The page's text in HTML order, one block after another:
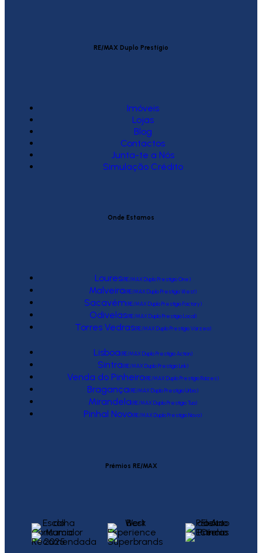
RE/MAX Duplo Prestígio
Imóveis
Lojas
Blog
Contactos
Junta-te a Nós
Simulação Crédito
Onde Estamos
Loures(RE/MAX Duplo Prestígio One)
Malveira(RE/MAX Duplo Prestígio West)
Sacavém(RE/MAX Duplo Prestígio Factory)
Odivelas(RE/MAX Duplo Prestígio Local)
Torres Vedras(RE/MAX Duplo Prestígio Várzea)
Lisboa(RE/MAX Duplo Prestígio Action)
Sintra(RE/MAX Duplo Prestígio Link)
Venda do Pinheiro(RE/MAX Duplo Prestígio Raízes)
Bragança(RE/MAX Duplo Prestígio Urbis)
Mirandela(RE/MAX Duplo Prestígio Tua)
Pinhal Novo(RE/MAX Duplo Prestígio Novo)
Prémios RE/MAX